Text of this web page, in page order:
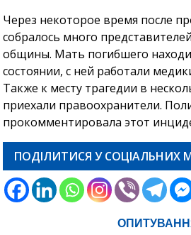
Через некоторое время после
собралось много
общины. Мать погибшего
состоянии, с ней работали
Также к месту трагедии в
приехали правоохранители.
прокомментировала этот
ПОДІЛИТИСЯ У СОЦІАЛЬНИХ